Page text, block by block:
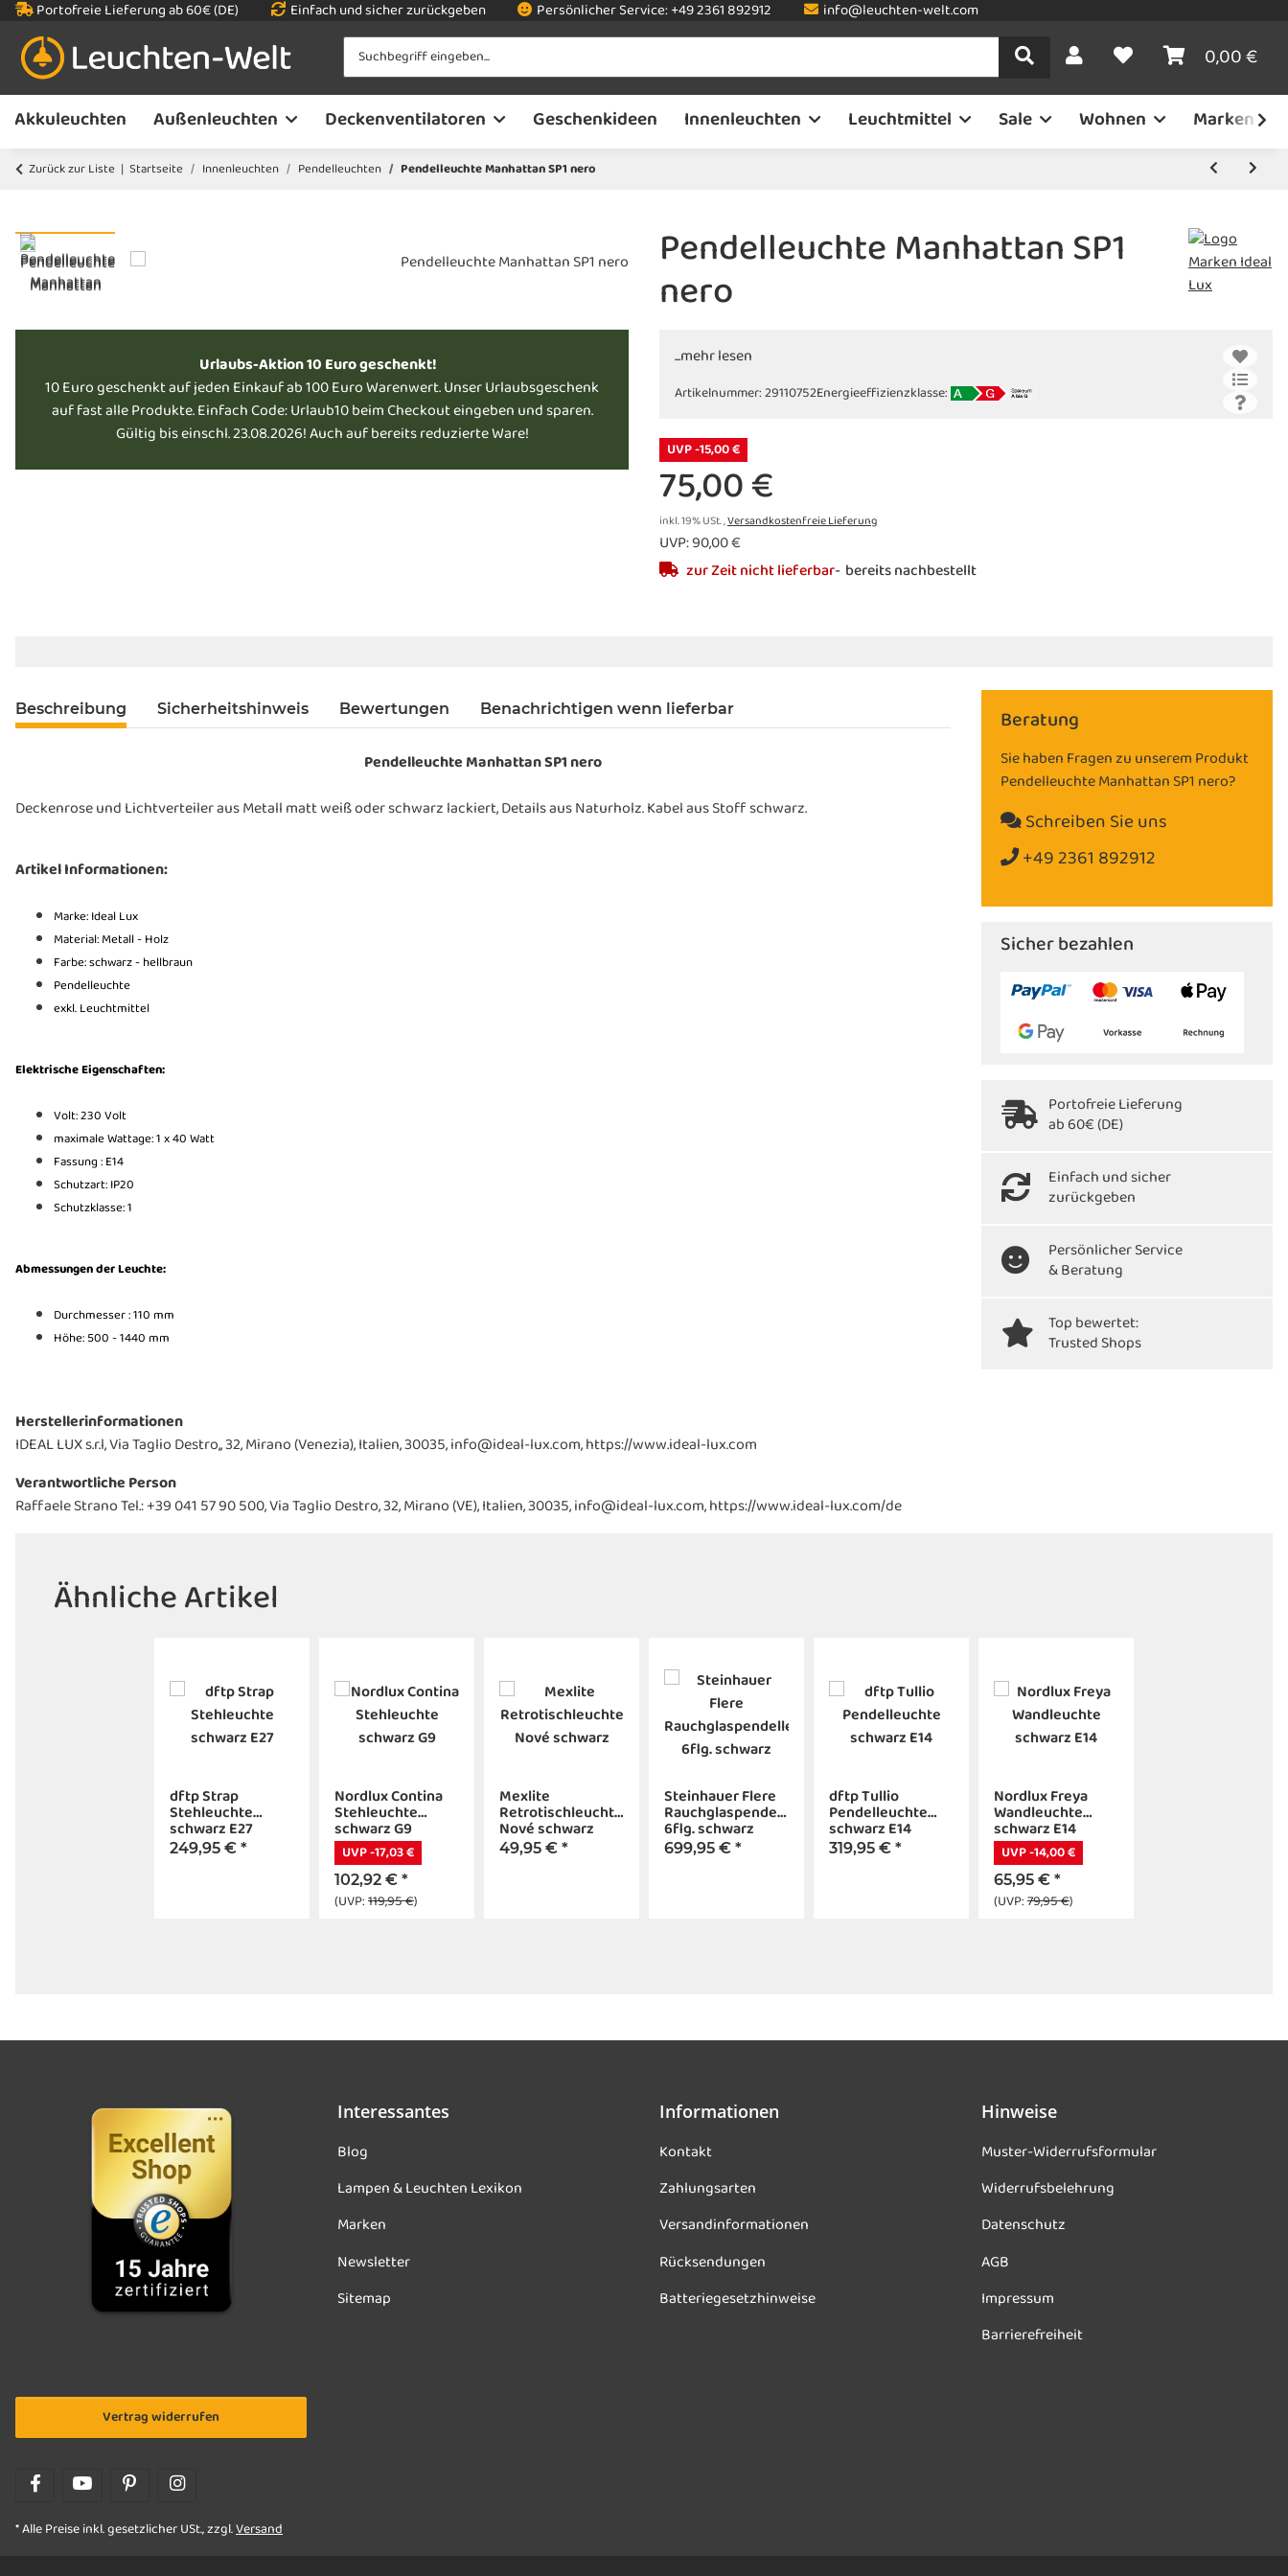
Portofreie Lieferung ab 60€ (DE) Einfach und sicher zurückgeben Persönlicher Service:+49 2361 892912 info@leuchten-welt.com
0,00 €
Akkuleuchten Außenleuchten Deckenventilatoren Geschenkideen Innenleuchten Leuchtmittel Sale Wohnen Marken
Zurück zur Liste Startseite Innenleuchten Pendelleuchten Pendelleuchte Manhattan SP1 nero
Urlaubs-Aktion 10 Euro geschenkt!
10 Euro geschenkt auf jeden Einkauf ab 100 Euro Warenwert. Unser Urlaubsgeschenk
auf fast alle Produkte. Einfach Code: Urlaub10 beim Checkout eingeben und sparen.
Gültig bis einschl. 23.08.2026! Auch auf bereits reduzierte Ware!
Pendelleuchte Manhattan SP1
nero
...mehr lesen
Artikelnummer:29110752Energieeffizienzklasse:
UVP -15,00 €
75,00 €
inkl. 19% USt. ,Versandkostenfreie Lieferung
UVP:90,00 €
zur Zeit nicht lieferbar bereits nachbestellt
Beschreibung Sicherheitshinweis Bewertungen Benachrichtigen wenn lieferbar
Pendelleuchte Manhattan SP1 nero
Deckenrose und Lichtverteiler aus Metall matt weiß oder schwarz lackiert, Details aus Naturholz. Kabel aus Stoff schwarz.
Artikel Informationen:
Marke: Ideal Lux
Material: Metall - Holz
Farbe: schwarz - hellbraun
Pendelleuchte
exkl. Leuchtmittel
Elektrische Eigenschaften:
Volt: 230 Volt
maximale Wattage: 1 x 40 Watt
Fassung : E14
Schutzart: IP20
Schutzklasse: 1
Abmessungen der Leuchte:
Durchmesser : 110 mm
Höhe: 500 - 1440 mm
Herstellerinformationen
IDEAL LUX s.r.l, Via Taglio Destro,, 32, Mirano (Venezia), Italien, 30035, info@ideal-lux.com, https://www.ideal-lux.com
Verantwortliche Person
Raffaele Strano Tel.: +39 041 57 90 500, Via Taglio Destro, 32, Mirano (VE), Italien, 30035, info@ideal-lux.com, https://www.ideal-lux.com/de
Beratung
Sie haben Fragen zu unserem Produkt
Pendelleuchte Manhattan SP1 nero?
Schreiben Sie uns
+49 2361 892912
Sicher bezahlen
Portofreie Lieferung
ab 60€ (DE)
Einfach und sicher
zurückgeben
Persönlicher Service
& Beratung
Top bewertet:
Trusted Shops
Ähnliche Artikel
dftp Strap
Stehleuchte
schwarz E27
249,95 € *
Nordlux Contina
Stehleuchte
schwarz G9
UVP -17,03 €
102,92 € *
(UVP:119,95 €)
Mexlite
Retrotischleuchte
Nové schwarz
49,95 € *
Steinhauer Flere
Rauchglaspendelleuchte
6flg. schwarz
699,95 € *
dftp Tullio
Pendelleuchte
schwarz E14
319,95 € *
Nordlux Freya
Wandleuchte
schwarz E14
UVP -14,00 €
65,95 € *
(UVP:79,95 €)
Interessantes
Blog
Lampen & Leuchten Lexikon
Marken
Newsletter
Sitemap
Informationen
Kontakt
Zahlungsarten
Versandinformationen
Rücksendungen
Batteriegesetzhinweise
Hinweise
Muster-Widerrufsformular
Widerrufsbelehrung
Datenschutz
AGB
Impressum
Barrierefreiheit
Vertrag widerrufen
* Alle Preise inkl. gesetzlicher USt., zzgl.Versand